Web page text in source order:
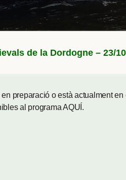
de la Dordogne – 23/
preparació o està actualment
al programaAQUÍ .